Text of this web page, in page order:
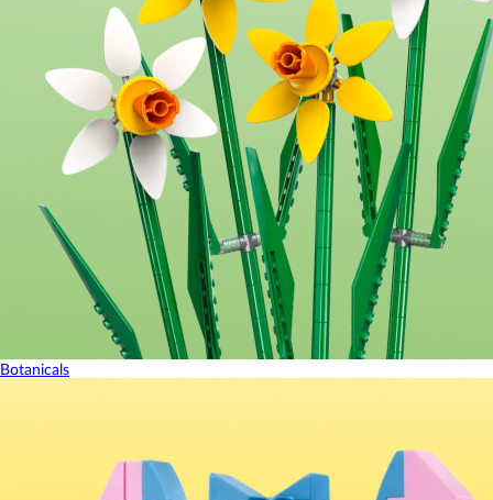
Botanicals